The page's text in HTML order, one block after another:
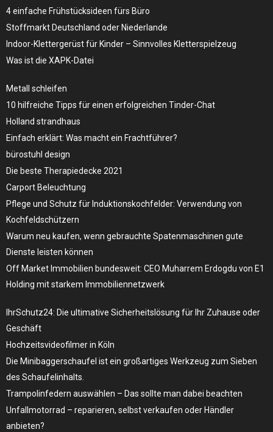
4 einfache Frühstücksideen fürs Büro
Stoffmarkt Deutschland oder Niederlande
Indoor-Klettergerüst für Kinder – Sinnvolles Kletterspielzeug
Was ist die XAPK-Datei
Metall schleifen
10 hilfreiche Tipps für einen erfolgreichen Tinder-Chat
Holland strandhaus
Einfach erklärt: Was macht ein Frachtführer?
bürostuhl design
Die beste Therapiedecke 2021
Carport Beleuchtung
Pflege und Schutz für Induktionskochfelder: Verwendung von
Kochfeldschützern
Warum neu kaufen, wenn gebrauchte Spatenmaschinen gute
Dienste leisten können
Off Market Immobilien bundesweit: CEO Muharrem Erdogdu von E1
Holding mit starkem Immobiliennetzwerk
IhrSchutz24: Die ultimative Sicherheitslösung für Ihr Zuhause oder
Geschäft
Hochzeitsvideofilmer in Köln
Die Minibaggerschaufel ist ein großartiges Werkzeug zum Sieben
des Schaufelinhalts.
Trampolinfedern auswählen – Das sollte man dabei beachten
Unfallmotorrad – reparieren, selbst verkaufen oder Händler
anbieten?